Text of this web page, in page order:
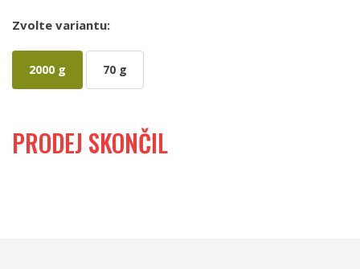
Zvolte variantu:
2000 g 70 g
PRODEJ SKONČIL